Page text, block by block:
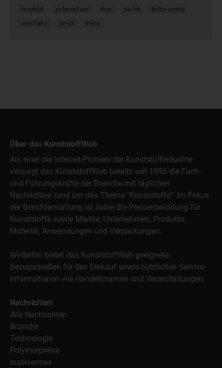
rezyklat
polyurethan dow pe-hd
bolta-werke
westlake
pe-ld ineos
Über das KunststoffWeb
Als einer der Internet-Pioniere der Kunststoffindustrie
versorgt das KunststoffWeb bereits seit 1996 die Fach-
und Führungskräfte der Branche mit täglichen
Nachrichten rund um das Thema "Kunststoffe". Im Fokus
der Berichterstattung ist dabei die Preisentwicklung für
Kunststoffe sowie Märkte, Unternehmen, Produkte,
Material, Anwendungen und Verpackungen.
Weiterhin bietet das KunststoffWeb geeignete
Bezugsquellen für den Einkauf sowie nützlichen Service-
Informationen wie Handelsnamen und Veranstaltungen.
Nachrichten
Alle Nachrichten
Branche
Technologie
Polymerpreise
Insolvenzen